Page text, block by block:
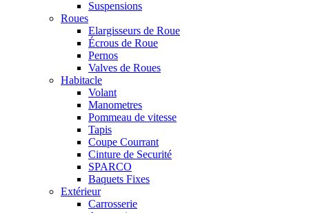
Suspensions
Roues
Elargisseurs de Roue
Écrous de Roue
Pernos
Valves de Roues
Habitacle
Volant
Manometres
Pommeau de vitesse
Tapis
Coupe Courrant
Cinture de Securité
SPARCO
Baquets Fixes
Extérieur
Carrosserie